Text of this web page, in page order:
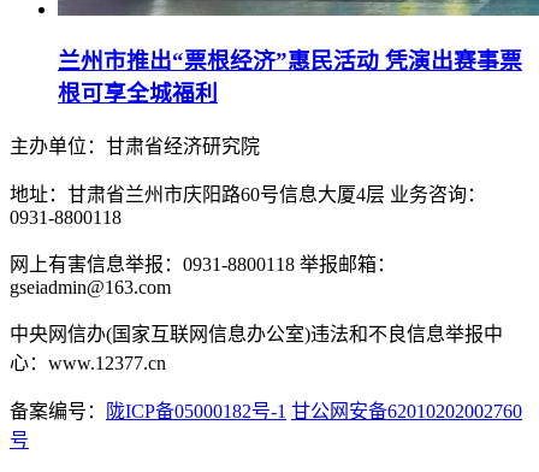
兰州市推出“票根经济”惠民活动 凭演出赛事票
根可享全城福利
主办单位：甘肃省经济研究院
地址：甘肃省兰州市庆阳路60号信息大厦4层 业务咨询：
0931-8800118
网上有害信息举报：0931-8800118 举报邮箱：
gseiadmin@163.com
中央网信办(国家互联网信息办公室)违法和不良信息举报中
心：www.12377.cn
备案编号： 陇ICP备05000182号-1 甘公网安备62010202002760
号